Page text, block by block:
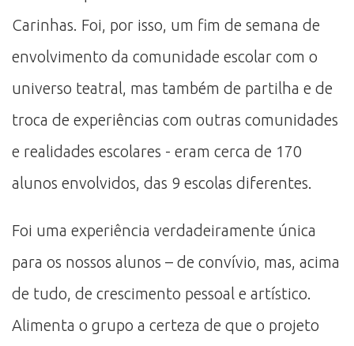
Carinhas. Foi, por isso, um fim de semana de
envolvimento da comunidade escolar com o
universo teatral, mas também de partilha e de
troca de experiências com outras comunidades
e realidades escolares - eram cerca de 170
alunos envolvidos, das 9 escolas diferentes.
Foi uma experiência verdadeiramente única
para os nossos alunos – de convívio, mas, acima
de tudo, de crescimento pessoal e artístico.
Alimenta o grupo a certeza de que o projeto